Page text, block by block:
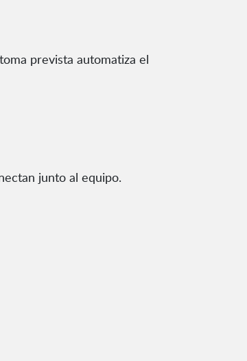
prevista automatiza el
junto al equipo.